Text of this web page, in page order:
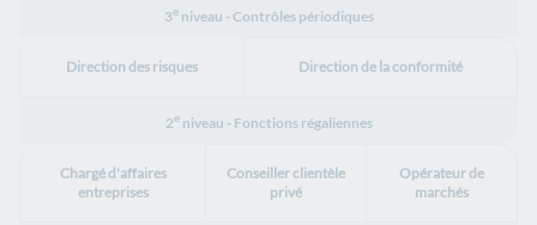
3eniveau - Contrôles périodiques
Direction des risques Direction de la conformité
2eniveau - Fonctions régaliennes
Chargé d'affaires
entreprises
Conseiller clientèle
privé
Opérateur de
marchés